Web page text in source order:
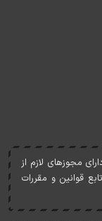
مجوزهای لازم از
قوانين و مقررات